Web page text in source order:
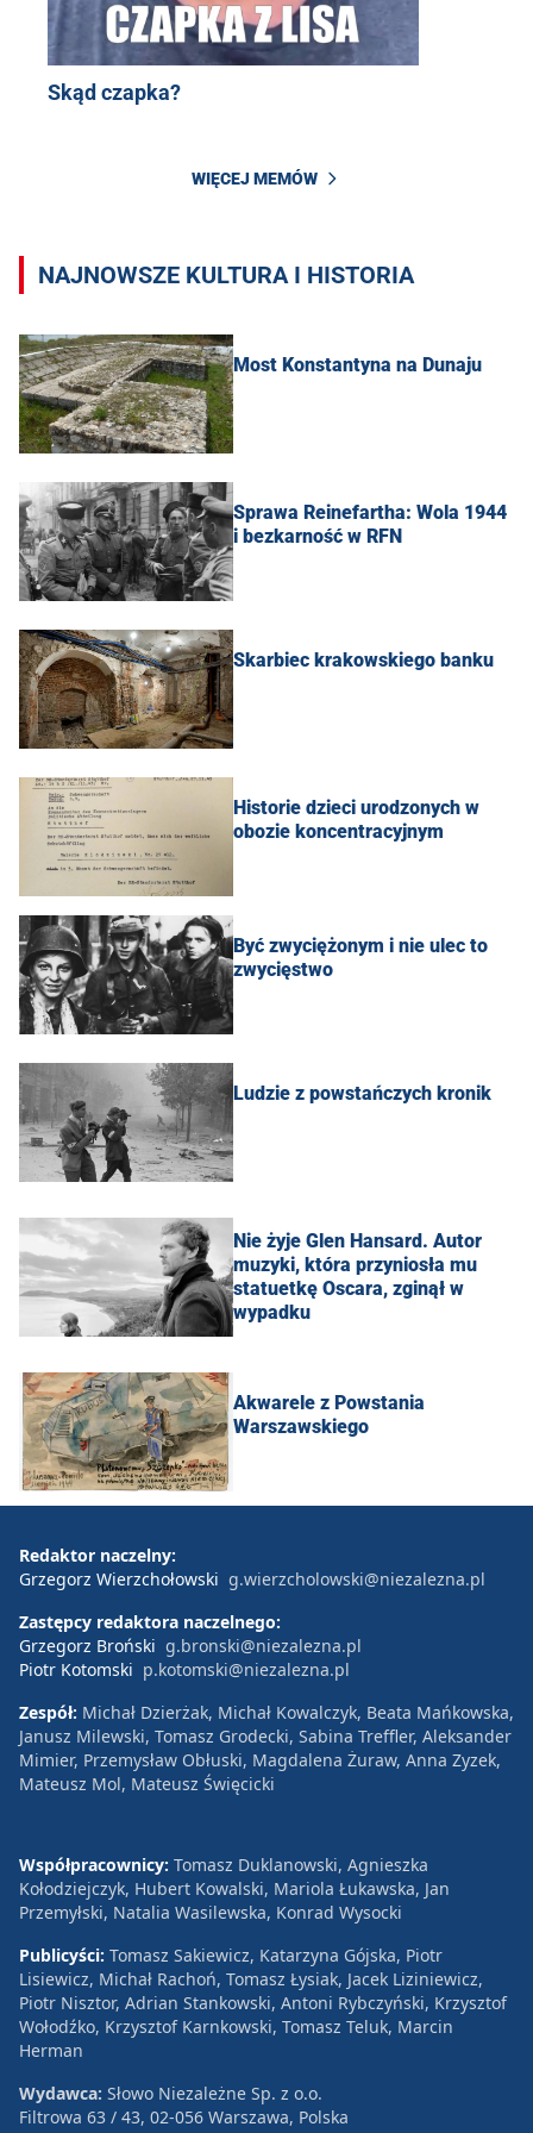
Skąd czapka?
WIĘCEJ MEMÓW
NAJNOWSZE KULTURA I HISTORIA
Most Konstantyna na Dunaju
Sprawa Reinefartha: Wola 1944
i bezkarność w RFN
Skarbiec krakowskiego banku
Historie dzieci urodzonych w
obozie koncentracyjnym
Być zwyciężonym i nie ulec to
zwycięstwo
Ludzie z powstańczych kronik
Nie żyje Glen Hansard. Autor
muzyki, która przyniosła mu
statuetkę Oscara, zginął w
wypadku
Akwarele z Powstania
Warszawskiego
Redaktor naczelny:
Grzegorz Wierzchołowski g.wierzcholowski@niezalezna.pl
Zastępcy redaktora naczelnego:
Grzegorz Broński g.bronski@niezalezna.pl
Piotr Kotomski p.kotomski@niezalezna.pl
Zespół: Michał Dzierżak, Michał Kowalczyk, Beata Mańkowska,
Janusz Milewski, Tomasz Grodecki, Sabina Treffler, Aleksander
Mimier, Przemysław Obłuski, Magdalena Żuraw, Anna Zyzek,
Mateusz Mol, Mateusz Święcicki
Współpracownicy: Tomasz Duklanowski, Agnieszka
Kołodziejczyk, Hubert Kowalski, Mariola Łukawska, Jan
Przemyłski, Natalia Wasilewska, Konrad Wysocki
Publicyści: Tomasz Sakiewicz, Katarzyna Gójska, Piotr
Lisiewicz, Michał Rachoń, Tomasz Łysiak, Jacek Liziniewicz,
Piotr Nisztor, Adrian Stankowski, Antoni Rybczyński, Krzysztof
Wołodźko, Krzysztof Karnkowski, Tomasz Teluk, Marcin
Herman
Wydawca: Słowo Niezależne Sp. z o.o.
Filtrowa 63 / 43, 02-056 Warszawa, Polska